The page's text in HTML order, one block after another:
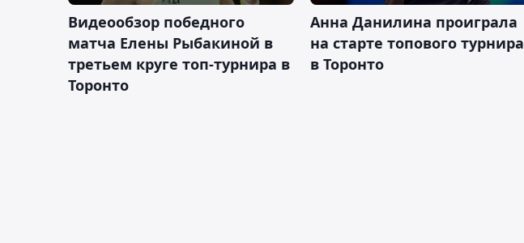
Видеообзор победного
матча Елены Рыбакиной в
третьем круге топ-турнира в
Торонто
Анна Данилина проиграла
на старте топового турнира
в Торонто